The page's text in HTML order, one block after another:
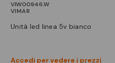
VIW00946.W
VIMAR
unità led linea 5v bianco
Accedi per vedere i prezzi